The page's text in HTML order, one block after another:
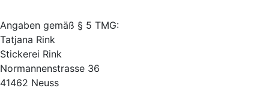
Angaben gemäß § 5 TMG:
Tatjana Rink
Stickerei Rink
Normannenstrasse 36
41462 Neuss